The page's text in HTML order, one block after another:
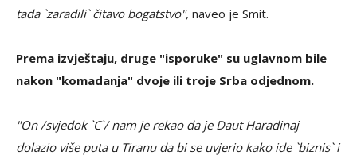
tada `zaradili` čitavo bogatstvo", naveo je Smit.
Prema izvještaju, druge "isporuke" su uglavnom bile
nakon "komadanja" dvoje ili troje Srba odjednom.
"On /svjedok `C`/ nam je rekao da je Daut Haradinaj
dolazio više puta u Tiranu da bi se uvjerio kako ide `biznis` i